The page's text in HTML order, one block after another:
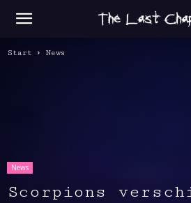
Start News
News
Scorpions